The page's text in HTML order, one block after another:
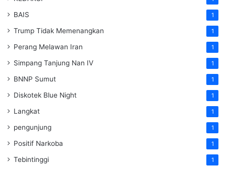
BAIS 1
Trump Tidak Memenangkan 1
Perang Melawan Iran 1
Simpang Tanjung Nan IV 1
BNNP Sumut 1
Diskotek Blue Night 1
Langkat 1
pengunjung 1
Positif Narkoba 1
Tebintinggi 1